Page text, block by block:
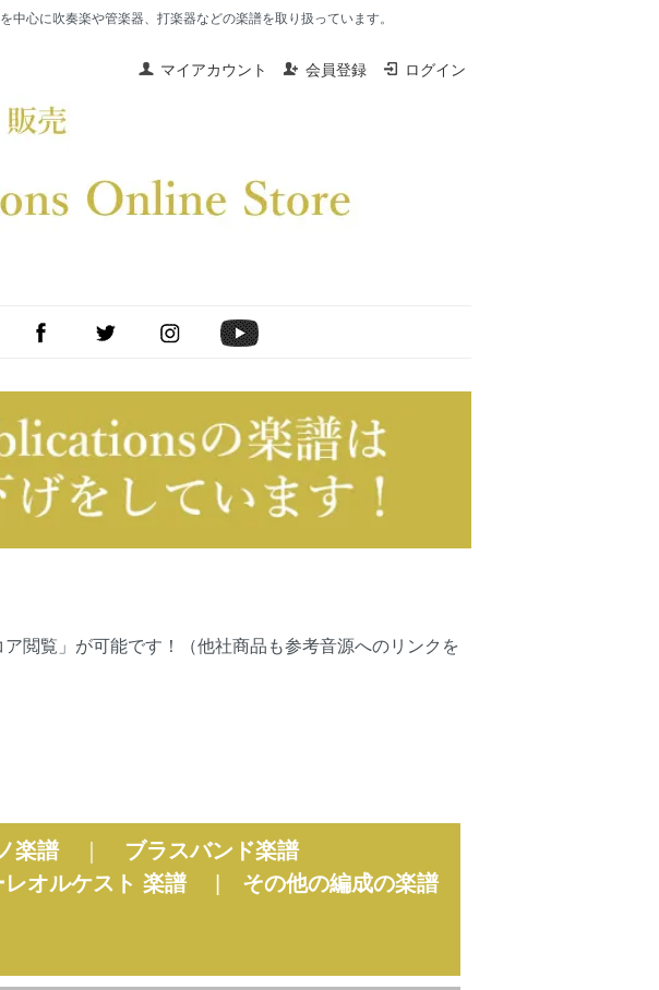
心に吹奏楽や管楽器、打楽器などの楽譜を取り扱っています。
マイアカウント 会員登録 ログイン
閲覧」が可能です！（他社商品も参考音源へのリンクを
楽譜｜ ブラスバンド楽譜
オルケスト 楽譜| その他の編成の楽譜